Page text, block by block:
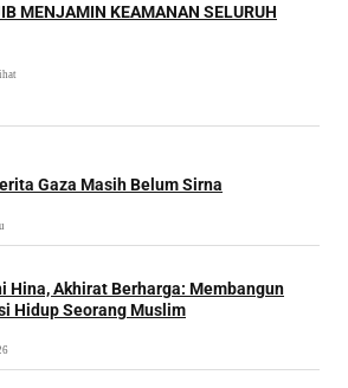
MENJAMIN KEAMANAN SELURUH
Gaza Masih Belum Sirna
Hina, Akhirat Berharga: Membangun
Hidup Seorang Muslim